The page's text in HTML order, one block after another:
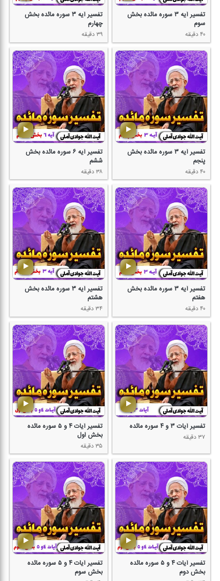
تفسیر آیه ۳ سوره مائده بخش
سوم
۴۰ دقیقه
تفسیر آیه ۳ سوره مائده بخش
چهارم
۳۹ دقیقه
تفسیر آیه ۳ سوره مائده بخش
پنجم
۴۰ دقیقه
تفسیر آیه ۶ سوره مائده بخش
ششم
۳۸ دقیقه
تفسیر آیه ۳ سوره مائده بخش
هفتم
۴۰ دقیقه
تفسیر آیه ۳ سوره مائده بخش
هشتم
۳۴ دقیقه
تفسیر آیات ۳ و ۴ سوره مائده
۳۷ دقیقه
تفسیر آیات ۴ و ۵ سوره مائده
بخش اول
۳۵ دقیقه
تفسیر آیات ۴ و ۵ سوره مائده
بخش دوم
تفسیر آیات ۴ و ۵ سوره مائده
بخش سوم